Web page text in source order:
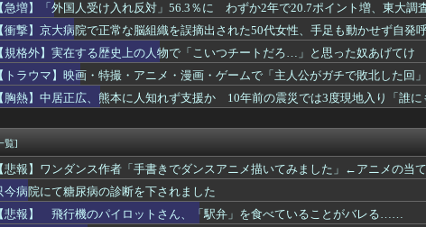
ヤりたくてブスと付き合ったらｗｗｗｗｗｗｗｗｗｗｗwwww
手マンでイケオラーッ！」彼女「ま、待ってワイくんッ！」→こうな...
人さん、あまりにも美しすぎるｗｗｗｗｗｗｗｗｗｗｗｗ
映画、再び暗黒期に突入してしまう
、河合ゆうすけ市議、 埼玉県知事選に立候補表明
別大学生殺人事件、主犯格の川口被告(19)に無期懲役の判決
さん、札束披露するもネット民から新社会人の初ボーナスくらいしか...
インボイン
さん、乳がガチで成長する
19巻）←これｗｗｗｗｗｗｗｗｗｗｗｗｗｗ
切り加速ｗｗｗｗｗｗｗｗｗ
手術で前代未聞の医療ミス。患者は植物状態に...
、ぶち切れ「電車内でこういうポジのおじ、ガチでイラネ」
【急増】「外国人受け入れ反対」56.3％に わずか2年で20.7ポイント増、東大調
【衝撃】京大病院で正常な脳組織を誤摘出された50代女性、手足も動かせず自
る」
【規格外】実在する歴史上の人物で「こいつチートだろ…」と思った奴あげてけ
【トラウマ】映画・特撮・アニメ・漫画・ゲームで「主人公がガチで敗北した回
【胸熱】中居正広、熊本に人知れず支援か 10年前の震災では3度現地入り「誰に
覧]
【悲報】ワンダンス作者「手書きでダンスアニメ描いてみました」←アニメの当
今病院にて糖尿病の診断を下されました
【悲報】 飛行機のパイロットさん、「駅弁」を食べていることがバレる……